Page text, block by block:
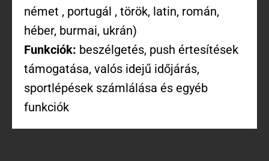
német , portugál , török, latin, román,
héber, burmai, ukrán)
Funkciók: beszélgetés, push értesítések
támogatása, valós idejű időjárás,
sportlépések számlálása és egyéb
funkciók